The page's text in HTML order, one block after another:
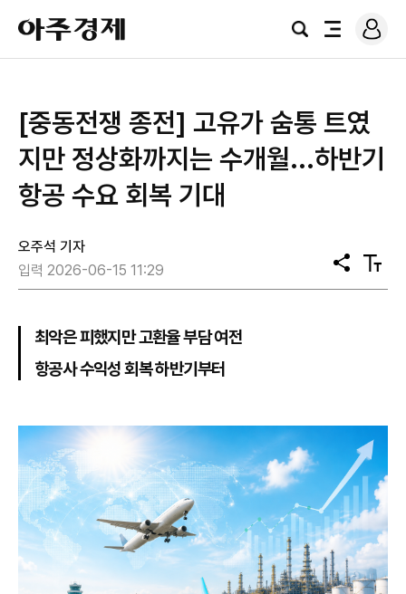
아
주
경
검
전
로
그
[중동전쟁 종전] 고유가 숨통 트였
지만 정상화까지는 수개월...하반기
항공 수요 회복 기대
오주석 기자
입력 2026-06-15 11:29
공
유
텍
스
최악은 피했지만 고환율 부담 여전
항공사 수익성 회복 하반기부터